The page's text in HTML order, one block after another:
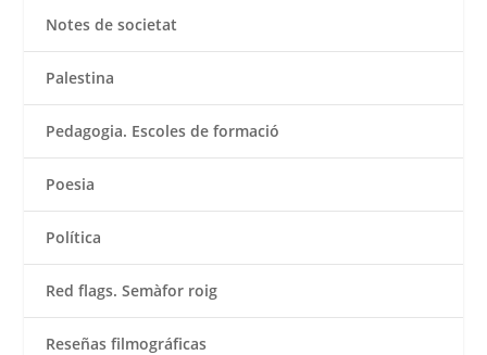
Notes de societat
Palestina
Pedagogia. Escoles de formació
Poesia
Política
Red flags. Semàfor roig
Reseñas filmográficas